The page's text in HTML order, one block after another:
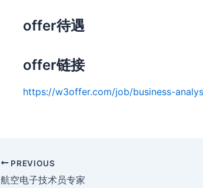
offer待遇
offer链接
https://w3offer.com/job/business-
Post
navigation
PREVIOUS
航空电子技术员专家